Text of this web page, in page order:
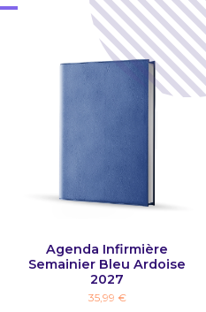
Agenda Infirmière
Semainier Bleu Ardoise
2027
35,99 €